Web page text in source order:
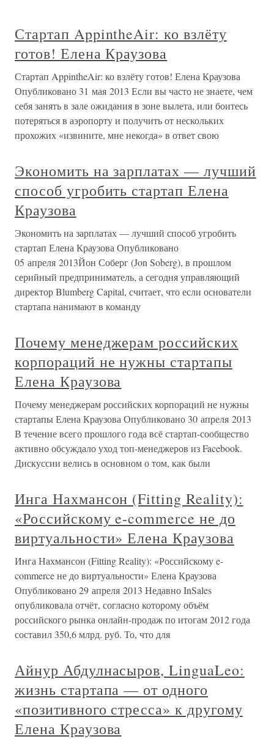
Стартап AppintheAir: ко взлёту
готов! Елена Краузова
Стартап AppintheAir: ко взлёту готов! Елена Краузова
Опубликовано 31 мая 2013 Если вы часто не знаете, чем
себя занять в зале ожидания в зоне вылета, или боитесь
потеряться в аэропорту и получить от нескольких
прохожих «извините, мне некогда» в ответ свою
Экономить на зарплатах — лучший
способ угробить стартап Елена
Краузова
Экономить на зарплатах — лучший способ угробить
стартап Елена Краузова Опубликовано
05 апреля 2013Йон Соберг (Jon Soberg), в прошлом
серийный предприниматель, а сегодня управляющий
директор Blumberg Capital, считает, что если основатели
стартапа нанимают в команду
Почему менеджерам российских
корпораций не нужны стартапы
Елена Краузова
Почему менеджерам российских корпораций не нужны
стартапы Елена Краузова Опубликовано 30 апреля 2013
В течение всего прошлого года всё стартап-сообщество
активно обсуждало уход топ-менеджеров из Facebook.
Дискуссии велись в основном о том, как были
Инга Нахмансон (Fitting Reality):
«Российскому e-commerce не до
виртуальности» Елена Краузова
Инга Нахмансон (Fitting Reality): «Российскому e-
commerce не до виртуальности» Елена Краузова
Опубликовано 29 апреля 2013 Недавно InSales
опубликовала отчёт, согласно которому объём
российского рынка онлайн-продаж по итогам 2012 года
составил 350,6 млрд. руб. То, что для
Айнур Абдулнасыров, LinguaLeo:
жизнь стартапа — от одного
«позитивного стресса» к другому
Елена Краузова